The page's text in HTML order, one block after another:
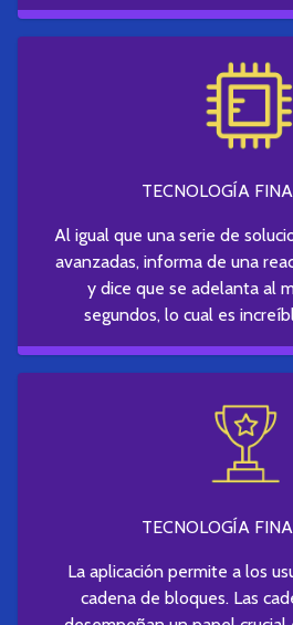
TECNOLOGÍA
Al igual que una serie de
avanzadas, informa de una
y dice que se adelanta al
segundos, lo cual es
TECNOLOGÍA
La aplicación permite a los
cadena de bloques. Las